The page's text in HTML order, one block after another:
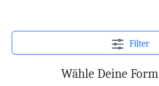
Filter
Wähle Deine Form